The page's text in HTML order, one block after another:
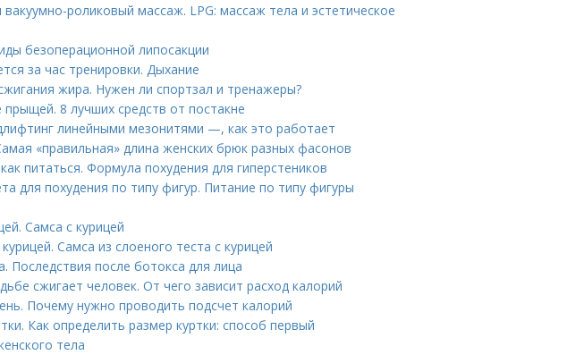
роликовый массаж. LPG: массаж тела и эстетическое
безоперационной липосакции
за час тренировки. Дыхание
жира. Нужен ли спортзал и тренажеры?
8 лучших средств от постакне
линейными мезонитями —, как это работает
«правильная» длина женских брюк разных фасонов
питаться. Формула похудения для гиперстеников
для похудения по типу фигур. Питание по типу фигуры
Самса с курицей
Самса из слоеного теста с курицей
Последствия после ботокса для лица
сжигает человек. От чего зависит расход калорий
Почему нужно проводить подсчет калорий
Как определить размер куртки: способ первый
тела